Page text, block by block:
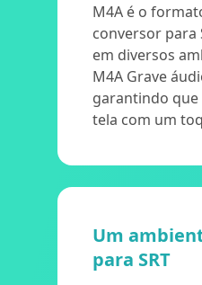
M4A é o
conversor para
em diversos
M4A Grave
garantindo que
tela com um
Um
para SRT